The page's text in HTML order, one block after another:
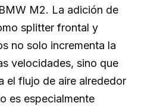
M2. La adición de
splitter frontal y
no solo incrementa la
velocidades, sino que
el flujo de aire alrededor
es especialmente